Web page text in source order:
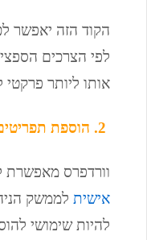
הקוד הזה יאפשר
לפי הצרכים
אותו ליותר
וורדפרס מאפשרת
אישית לממשק
להיות שימושי